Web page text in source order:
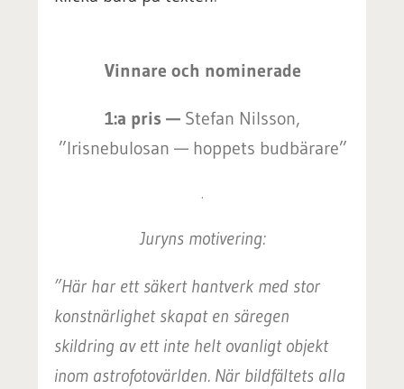
Vinnare och nominerade
1:a pris — Stefan Nilsson,
”Irisnebulosan — hoppets budbärare”
.
Juryns motivering:
”Här har ett säkert hantverk med stor
konstnärlighet skapat en säregen
skildring av ett inte helt ovanligt objekt
inom astrofotovärlden. När bildfältets alla